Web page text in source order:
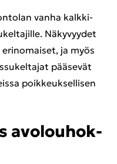
vanha kalk­ki­
Nä­ky­vyy­det
ja myös
pää­se­vät
poik­keuk­sel­li­sen
avo­lou­hok­